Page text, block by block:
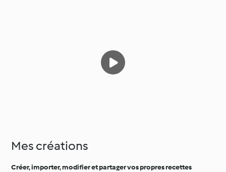
Mes créations
Créer, importer, modifier et partager vos propres recettes